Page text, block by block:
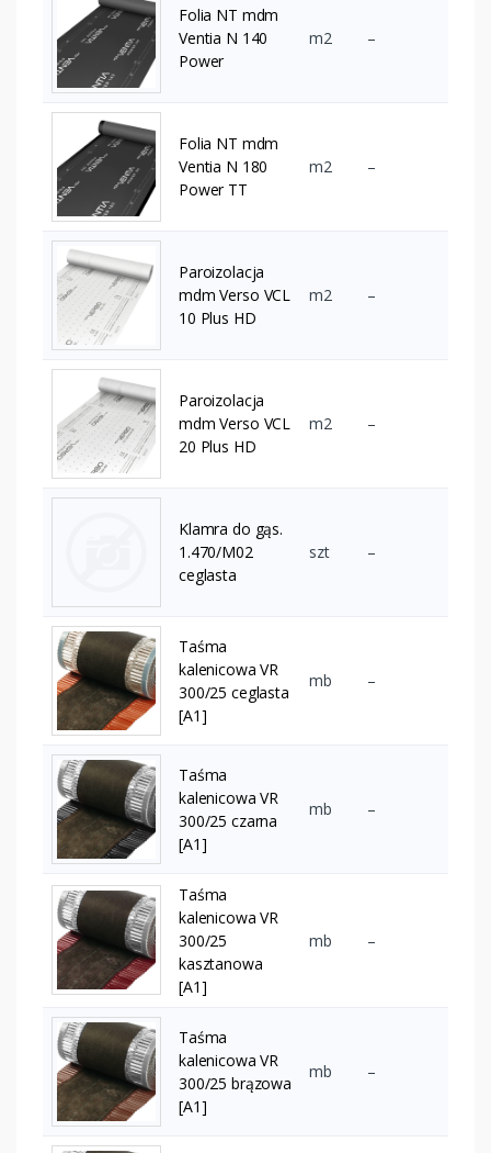
Folia NT mdm
Ventia N 140
Power
m2 –
Folia NT mdm
Ventia N 180
Power TT
m2 –
Paroizolacja
mdm Verso VCL
10 Plus HD
m2 –
Paroizolacja
mdm Verso VCL
20 Plus HD
m2 –
Klamra do gąs.
1.470/M02
ceglasta
szt –
Taśma
kalenicowa VR
300/25 ceglasta
[A1]
mb –
Taśma
kalenicowa VR
300/25 czarna
[A1]
mb –
Taśma
kalenicowa VR
300/25
kasztanowa
[A1]
mb –
Taśma
kalenicowa VR
300/25 brązowa
[A1]
mb –